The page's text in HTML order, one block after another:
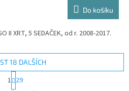
Do košíku
II XRT, 5 SEDAČEK, od r. 2008-2017.
18 DALŠÍCH
S
t
1 29